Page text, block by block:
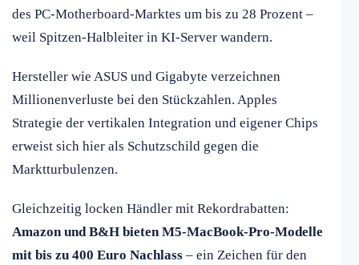
des PC-Motherboard-Marktes um bis zu 28 Prozent –
weil Spitzen-Halbleiter in KI-Server wandern.
Hersteller wie ASUS und Gigabyte verzeichnen
Millionenverluste bei den Stückzahlen. Apples
Strategie der vertikalen Integration und eigener Chips
erweist sich hier als Schutzschild gegen die
Marktturbulenzen.
Gleichzeitig locken Händler mit Rekordrabatten:
Amazon und B&H bieten M5-MacBook-Pro-Modelle
mit bis zu 400 Euro Nachlass – ein Zeichen für den